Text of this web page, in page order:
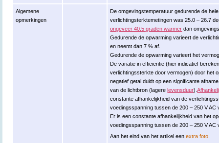
Algemene
opmerkingen
De omgevingstemperatuur gedurende de
verlichtingsterktemetingen was 25.0 – 26.7
ongeveer 40.5 graden warmer dan
Gedurende de opwarming varieert de
en neemt dan 7 % af.
Gedurende de opwarming varieert het
De variatie in efficiëntie (hier indicatief
verlichtingssterkte door vermogen) door het
negatief getal duidt op een significante
van de lichtbron (lagerelevensduur).
constante afhankelijkheid van de
voedingsspanning tussen de 200 – 250 V AC
Er is een constante afhankelijkheid van het
voedingsspanning tussen de 200 – 250 V AC
Aan het eind van het artikel eenextra foto